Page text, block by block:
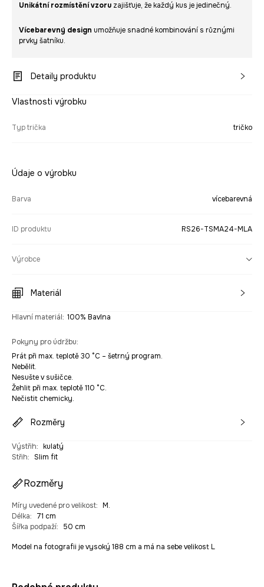
Unikátní rozmístění vzoru zajišťuje, že každý kus je jedinečný.
Vícebarevný design umožňuje snadné kombinování s různými
prvky šatníku.
Detaily produktu
Vlastnosti výrobku
Typ trička tričko
Údaje o výrobku
Barva vícebarevná
ID produktu RS26-TSMA24-MLA
Výrobce
Materiál
Hlavní materiál: 100% Bavlna
Pokyny pro údržbu:
Prát při max. teplotě 30 °C – šetrný program.
Nebělit.
Nesušte v sušičce.
Žehlit při max. teplotě 110 °C.
Nečistit chemicky.
Rozměry
Výstřih: kulatý
Střih: Slim fit
Rozměry
Míry uvedené pro velikost: M.
Délka:
71 cm
Šířka podpaží: 50 cm
Model na fotografii je vysoký 188 cm a má na sebe velikost L